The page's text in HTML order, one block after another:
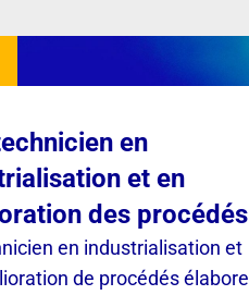
en
et en
des procédés
en industrialisation et
de procédés élabore